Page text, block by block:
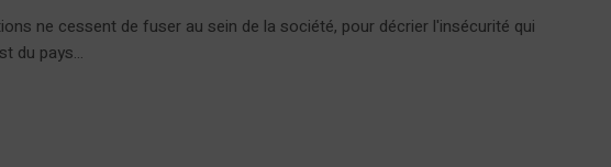
ne cessent de fuser au sein de la société, pour décrier l'insécurité qui
du pays...